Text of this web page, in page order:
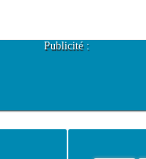
Publicité :